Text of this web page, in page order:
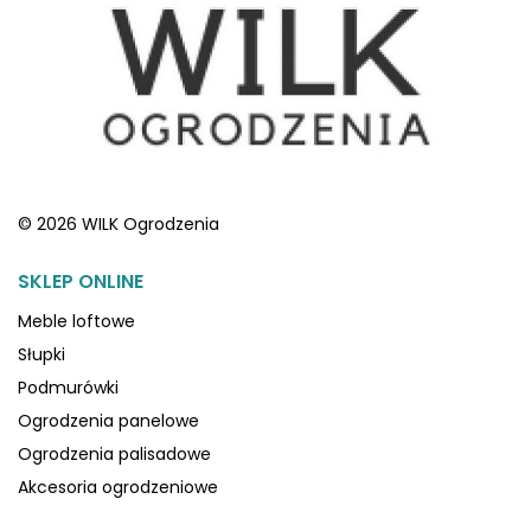
© 2026 WILK Ogrodzenia
SKLEP ONLINE
Meble loftowe
Słupki
Podmurówki
Ogrodzenia panelowe
Ogrodzenia palisadowe
Akcesoria ogrodzeniowe